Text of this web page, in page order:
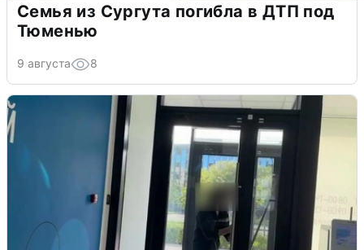
Семья из Сургута погибла в ДТП под
Тюменью
9 августа 8